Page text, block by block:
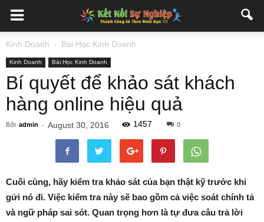
Kinh Doanh Bài Học Kinh Doanh
Kinh Doanh Bài Học Kinh Doanh
Bí quyết để khảo sát khách
hàng online hiệu quả
Bởi admin - August 30, 2016 1457 0
Cuối cùng, hãy kiểm tra khảo sát của bạn thật kỹ trước khi
gửi nó đi. Việc kiểm tra này sẽ bao gồm cả việc soát chính tả
và ngữ pháp sai sót. Quan trọng hơn là tự đưa câu trả lời